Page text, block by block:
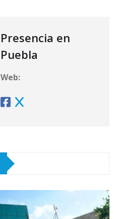
Presencia en
Puebla
Web: